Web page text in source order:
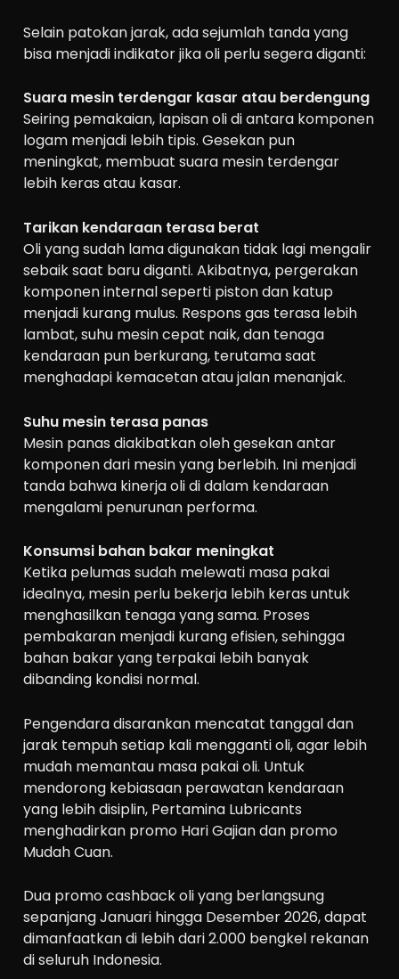
Selain patokan jarak, ada sejumlah tanda yang
bisa menjadi indikator jika oli perlu segera diganti:
Suara mesin terdengar kasar atau berdengung
Seiring pemakaian, lapisan oli di antara komponen
logam menjadi lebih tipis. Gesekan pun
meningkat, membuat suara mesin terdengar
lebih keras atau kasar.
Tarikan kendaraan terasa berat
​​Oli yang sudah lama digunakan tidak lagi mengalir
sebaik saat baru diganti. Akibatnya, pergerakan
komponen internal seperti piston dan katup
menjadi kurang mulus. Respons gas terasa lebih
lambat, suhu mesin cepat naik, dan tenaga
kendaraan pun berkurang, terutama saat
menghadapi kemacetan atau jalan menanjak.
Suhu mesin terasa panas
Mesin panas diakibatkan oleh gesekan antar
komponen dari mesin yang berlebih. Ini menjadi
tanda bahwa kinerja oli di dalam kendaraan
mengalami penurunan performa.
Konsumsi bahan bakar meningkat
Ketika pelumas sudah melewati masa pakai
idealnya, mesin perlu bekerja lebih keras untuk
menghasilkan tenaga yang sama. Proses
pembakaran menjadi kurang efisien, sehingga
bahan bakar yang terpakai lebih banyak
dibanding kondisi normal.
Pengendara disarankan mencatat tanggal dan
jarak tempuh setiap kali mengganti oli, agar lebih
mudah memantau masa pakai oli. Untuk
mendorong kebiasaan perawatan kendaraan
yang lebih disiplin, Pertamina Lubricants
menghadirkan promo Hari Gajian dan promo
Mudah Cuan.
Dua promo cashback oli yang berlangsung
sepanjang Januari hingga Desember 2026, dapat
dimanfaatkan di lebih dari 2.000 bengkel rekanan
di seluruh Indonesia.